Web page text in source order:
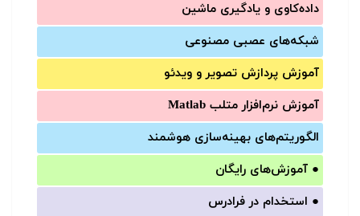
داده‌کاوی و یادگیری ماشین
شبکه‌های عصبی مصنوعی
آموزش‌ پردازش تصویر و ویدئو
آموزش‌ نرم‌افزار متلب Matlab
الگوریتم‌های بهینه‌سازی هوشمند
● آموزش‌های رایگان
● استخدام در فرادرس